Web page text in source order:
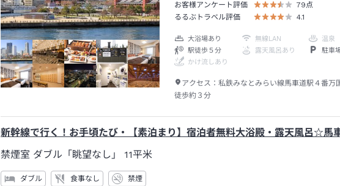
お客様アンケート評価
79点
るるぶトラベル評価
4.1
大浴場あり 無線LAN
温泉
駅徒歩５分
露天風呂あり
駐車
かけ流しあり
アクセス： 私鉄みなとみらい線馬車道駅４番
徒歩約３分
新幹線で行く！お手頃たび・【素泊まり】宿泊者無料大浴殿・露天風呂☆馬
禁煙室 ダブル「眺望なし」
11平米
ダブル 食事なし 禁煙